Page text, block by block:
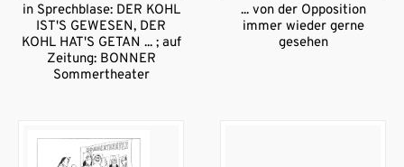
in Sprechblase: DER KOHL
IST'S GEWESEN, DER
KOHL HAT'S GETAN ... ; auf
Zeitung: BONNER
Sommertheater
... von der Opposition
immer wieder gerne
gesehen